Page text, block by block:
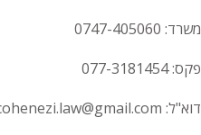
משרד: 0747-405060
פקס: 077-3181454
דוא"ל: cohenezi.law@gmail.com